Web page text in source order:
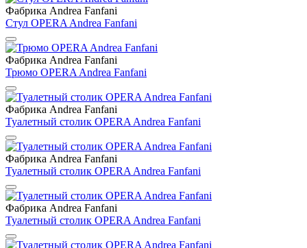
Фабрика Andrea Fanfani
Стул OPERA Andrea Fanfani
Фабрика Andrea Fanfani
Трюмо OPERA Andrea Fanfani
Фабрика Andrea Fanfani
Туалетный столик OPERA Andrea Fanfani
Фабрика Andrea Fanfani
Туалетный столик OPERA Andrea Fanfani
Фабрика Andrea Fanfani
Туалетный столик OPERA Andrea Fanfani